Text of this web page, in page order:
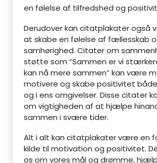
en følelse af tilfredshed og
Derudover kan citatplakater også
at skabe en følelse af fællesskab
samhørighed. Citater om
støtte som “Sammen er vi
kan nå mere sammen” kan være
motivere og skabe positivitet
og i ens omgivelser. Disse citater
om vigtigheden af at hjælpe
sammen i svære tider.
Alt i alt kan citatplakater være en
kilde til motivation og positivitet.
os om vores mål og drømme,